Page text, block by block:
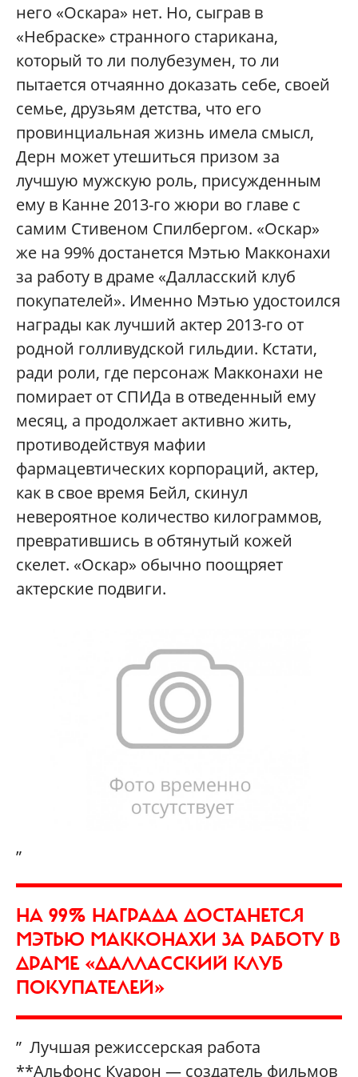
него «Оскара» нет. Но, сыграв в
«Небраске» странного старикана,
который то ли полубезумен, то ли
пытается отчаянно доказать себе, своей
семье, друзьям детства, что его
провинциальная жизнь имела смысл,
Дерн может утешиться призом за
лучшую мужскую роль, присужденным
ему в Канне 2013-го жюри во главе с
самим Стивеном Спилбергом. «Оскар»
же на 99% достанется Мэтью Макконахи
за работу в драме «Далласский клуб
покупателей». Именно Мэтью удостоился
награды как лучший актер 2013-го от
родной голливудской гильдии. Кстати,
ради роли, где персонаж Макконахи не
помирает от СПИДа в отведенный ему
месяц, а продолжает активно жить,
противодействуя мафии
фармацевтических корпораций, актер,
как в свое время Бейл, скинул
невероятное количество килограммов,
превратившись в обтянутый кожей
скелет. «Оскар» обычно поощряет
актерские подвиги.
„
НА 99% НАГРАДА ДОСТАНЕТСЯ
МЭТЬЮ МАККОНАХИ ЗА РАБОТУ В
ДРАМЕ «ДАЛЛАССКИЙ КЛУБ
ПОКУПАТЕЛЕЙ»
” Лучшая режиссерская работа
**Альфонс Куарон — создатель фильмов